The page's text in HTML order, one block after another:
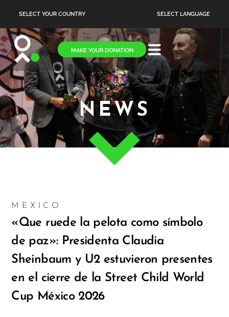
SELECT YOUR COUNTRY SELECT LANGUAGE
MAKE YOUR DONATION
NEWS
MEXICO
«Que ruede la pelota como símbolo
de paz»: Presidenta Claudia
Sheinbaum y U2 estuvieron presentes
en el cierre de la Street Child World
Cup México 2026